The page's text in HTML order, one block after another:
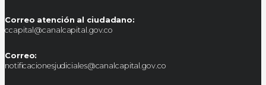
Correo atención al ciudadano:
ccapital@canalcapital.gov.co
Correo:
notificacionesjudiciales@canalcapital.gov.co